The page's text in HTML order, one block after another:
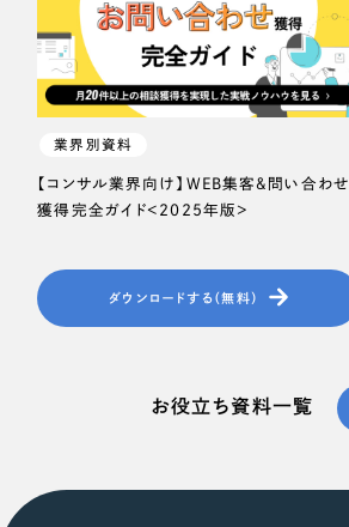
業界別資料
【コンサル業界向け】WEB集客＆問い合わせ
獲得完全ガイド＜2025年版＞
ダウンロードする（無料）
お役立ち資料一覧